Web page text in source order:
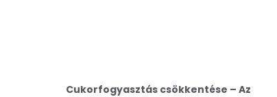
Cukorfogyasztás csökkentése – Az